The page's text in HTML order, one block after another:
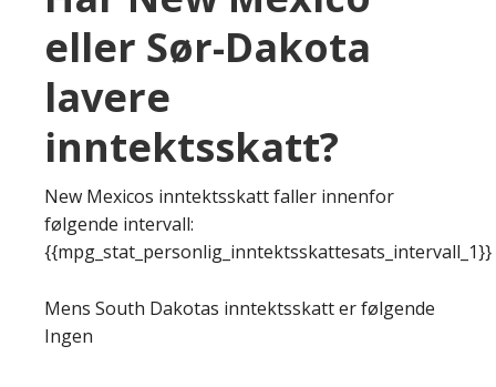
eller Sør-Dakota
lavere
inntektsskatt?
New Mexicos inntektsskatt faller innenfor
følgende intervall:
{{mpg_stat_personlig_inntektsskattesats_intervall_1}}
Mens South Dakotas inntektsskatt er følgende
Ingen